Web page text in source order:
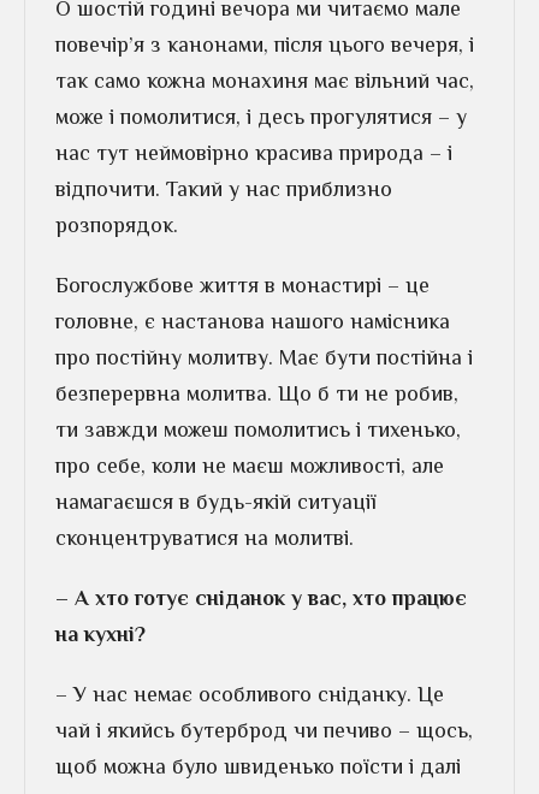
О шостій годині вечора ми читаємо мале
повечір’я з канонами, після цього вечеря, і
так само кожна монахиня має вільний час,
може і помолитися, і десь прогулятися – у
нас тут неймовірно красива природа – і
відпочити. Такий у нас приблизно
розпорядок.
Богослужбове життя в монастирі – це
головне, є настанова нашого намісника
про постійну молитву. Має бути постійна і
безперервна молитва. Що б ти не робив,
ти завжди можеш помолитись і тихенько,
про себе, коли не маєш можливості, але
намагаєшся в будь-якій ситуації
сконцентруватися на молитві.
– А хто готує сніданок у вас, хто працює
на кухні?
– У нас немає особливого сніданку. Це
чай і якийсь бутерброд чи печиво – щось,
щоб можна було швиденько поїсти і далі